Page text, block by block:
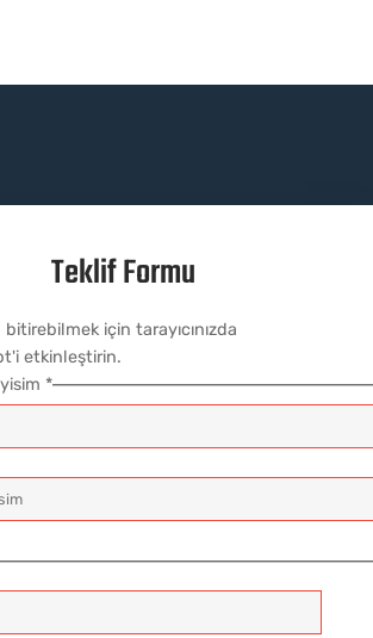
Teklif Formu
için tarayıcınızda
etkinleştirin.
*